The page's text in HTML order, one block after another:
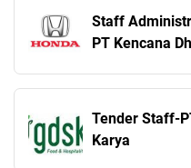
Staff
PT Kencana
Tender Staff-
Karya